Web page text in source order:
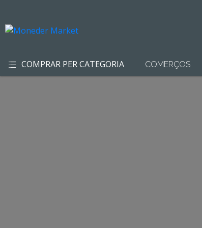
COMPRAR PER CATEGORIA COMERÇOS